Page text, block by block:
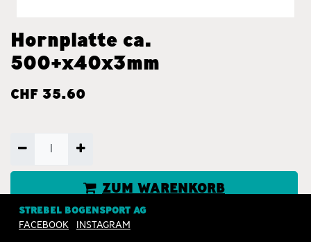
Hornplatte ca.
500+x40x3mm
CHF 35.60
ZUM WARENKORB
HINZUFÜGEN
STREBEL BOGENSPORT AG
FACEBOOK
INSTAGRAM